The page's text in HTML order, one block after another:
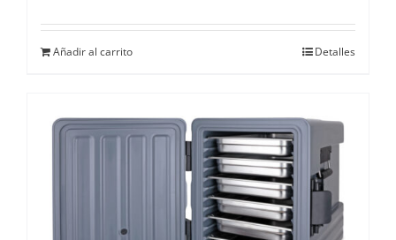
Añadir al carrito Detalles